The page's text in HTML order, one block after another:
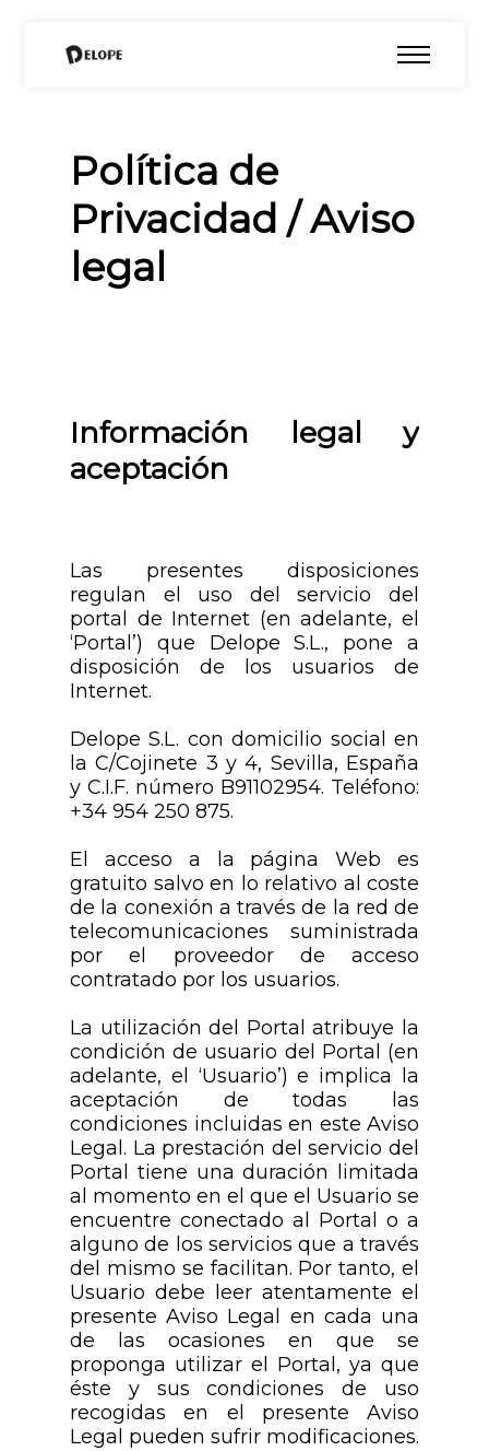
Política de
Privacidad / Aviso
legal
Información legal y
aceptación
Las presentes disposiciones
regulan el uso del servicio del
portal de Internet (en adelante, el
‘Portal’) que Delope S.L., pone a
disposición de los usuarios de
Internet.
Delope S.L. con domicilio social en
la C/Cojinete 3 y 4, Sevilla, España
y C.I.F. número B91102954. Teléfono:
+34 954 250 875.
El acceso a la página Web es
gratuito salvo en lo relativo al coste
de la conexión a través de la red de
telecomunicaciones suministrada
por el proveedor de acceso
contratado por los usuarios.
La utilización del Portal atribuye la
condición de usuario del Portal (en
adelante, el ‘Usuario’) e implica la
aceptación de todas las
condiciones incluidas en este Aviso
Legal. La prestación del servicio del
Portal tiene una duración limitada
al momento en el que el Usuario se
encuentre conectado al Portal o a
alguno de los servicios que a través
del mismo se facilitan. Por tanto, el
Usuario debe leer atentamente el
presente Aviso Legal en cada una
de las ocasiones en que se
proponga utilizar el Portal, ya que
éste y sus condiciones de uso
recogidas en el presente Aviso
Legal pueden sufrir modificaciones.